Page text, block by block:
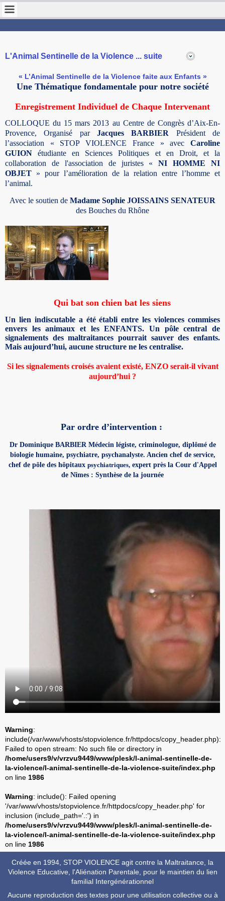
L'Animal Sentinelle de la Violence ... suite
« L’Animal Sentinelle de la Violence faite aux Enfants »
Une Thématique fondamentale pour notre société
Enregistrement Individuel de Chaque Intervenant
COLLOQUE du 15 mars 2013 au Centre de Congrès d’Aix-En-
Provence,Organisé parJacques BARBIER Président de
l’association « STOP VIOLENCE France » avec Caroline
GUION étudiante en Sciences Politiques et en Droit, et la
collaboration de l'association de juristes «NI HOMME NI
OBJET » pour l’amélioration de la relation entre l’homme et
l’animal.
Avec le soutien de Madame Sophie JOISSAINS SENATEUR
des Bouches du Rhône
Qui bat son chien bat les siens
Un lien indiscutable a été établi entre les violences commises
envers les animaux et les ENFANTS. Un pôle central de
signalements des maltraitances pourrait sauver des enfants.
Mais aujourd’hui, aucune structure ne les centralise.
Si les signalements croisés avaient existé, ENZO serait-il vivant
aujourd’hui ?
Par ordre d’intervention :
Dr Dominique BARBIER Médecin légiste, criminologue, diplômé de
biologie humaine, psychiatre, psychanalyste. Ancien chef de service,
chef de pôle des hôpitaux psychiatriques,expert près la Cour d'Appel
de Nîmes : Synthèse de la journée
Warning:
include(/var/www/vhosts/stopviolence.fr/httpdocs/copy_header.php):
Failed to open stream: No such file or directory in
/home/users9/v/vrzvu9449/www/plesk/l-animal-sentinelle-de-
la-violence/l-animal-sentinelle-de-la-violence-suite/index.php
on line 1986
Warning: include(): Failed opening
'/var/www/vhosts/stopviolence.fr/httpdocs/copy_header.php' for
inclusion (include_path='.:') in
/home/users9/v/vrzvu9449/www/plesk/l-animal-sentinelle-de-
la-violence/l-animal-sentinelle-de-la-violence-suite/index.php
on line 1986
Créée en 1994, STOP VIOLENCE agit contre la Maltraitance, la
Violence Educative, l'Aliénation Parentale, pour le maintien du lien
familial Intergénérationnel
Aucune reproduction des textes pour une utilisation collective ou à